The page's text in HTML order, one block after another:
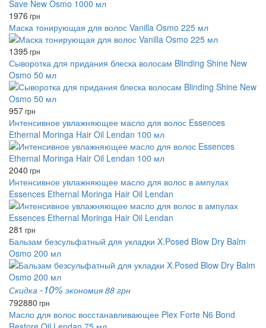
1976 грн
Маска тонирующая для волос Vanilla Osmo 225 мл
1395грн
Сыворотка для придания блеска волосам Blinding Shine New
Osmo 50 мл
957грн
Интенсивное увлажняющее масло для волос Essences
Ethernal Moringa Hair Oil Lendan 100 мл
2040 грн
Интенсивное увлажняющее масло для волос в ампулах
Essences Ethernal Moringa Hair Oil Lendan
281 грн
Бальзам безсульфатный для укладки X.Posed Blow Dry Balm
Osmo 200 мл
Скидка -10% экономия 88 грн
792880 грн
Масло для волос восстанавливающее Plex Forte N6 Bond